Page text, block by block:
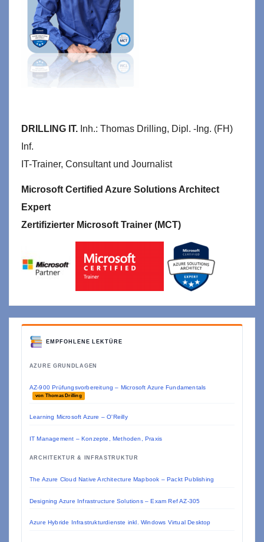
DRILLING IT. Inh.: Thomas Drilling, Dipl. -Ing. (FH)
Inf.
IT-Trainer, Consultant und Journalist
Microsoft Certified Azure Solutions Architect
Expert
Zertifizierter Microsoft Trainer (MCT)
EMPFOHLENE LEKTÜRE
AZURE GRUNDLAGEN
AZ-900 Prüfungsvorbereitung – Microsoft Azure Fundamentals
von Thomas Drilling
Learning Microsoft Azure – O'Reilly
IT Management – Konzepte, Methoden, Praxis
ARCHITEKTUR & INFRASTRUKTUR
The Azure Cloud Native Architecture Mapbook – Packt Publishing
Designing Azure Infrastructure Solutions – Exam Ref AZ-305
Azure Hybride Infrastrukturdienste inkl. Windows Virtual Desktop